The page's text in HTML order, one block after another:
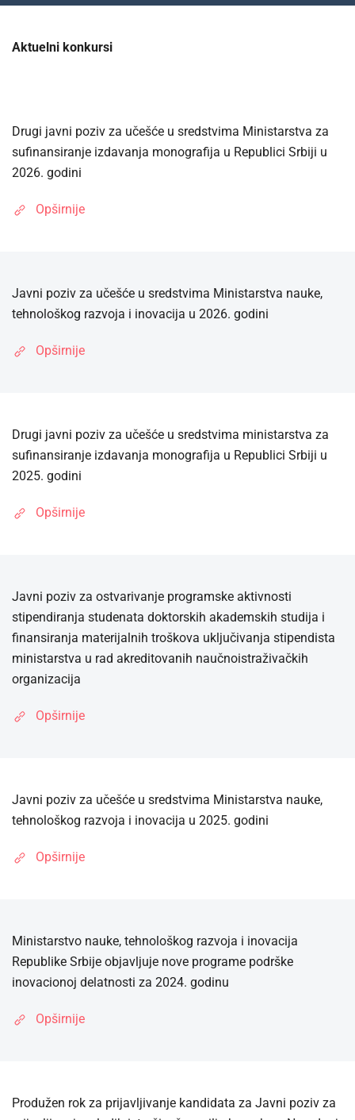
Aktuelni konkursi
Drugi javni poziv za učešće u sredstvima Ministarstva za
sufinansiranje izdavanja monografija u Republici Srbiji u
2026. godini
Opširnije
Javni poziv za učešće u sredstvima Ministarstva nauke,
tehnološkog razvoja i inovacija u 2026. godini
Opširnije
Drugi javni poziv za učešće u sredstvima ministarstva za
sufinansiranje izdavanja monografija u Republici Srbiji u
2025. godini
Opširnije
Javni poziv za ostvarivanje programske aktivnosti
stipendiranja studenata doktorskih akademskih studija i
finansiranja materijalnih troškova uključivanja stipendista
ministarstva u rad akreditovanih naučnoistraživačkih
organizacija
Opširnije
Javni poziv za učešće u sredstvima Ministarstva nauke,
tehnološkog razvoja i inovacija u 2025. godini
Opširnije
Ministarstvo nauke, tehnološkog razvoja i inovacija
Republike Srbije objavljuje nove programe podrške
inovacionoj delatnosti za 2024. godinu
Opširnije
Produžen rok za prijavljivanje kandidata za Javni poziv za